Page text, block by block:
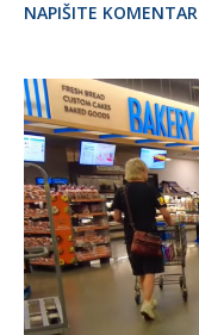
NAPIŠITE KOMENTAR